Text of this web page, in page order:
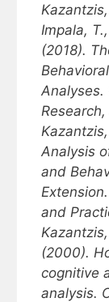
Impala,
(2018).
Analyses.
Analysis
and
and
(2000).
cognitive
analysis.